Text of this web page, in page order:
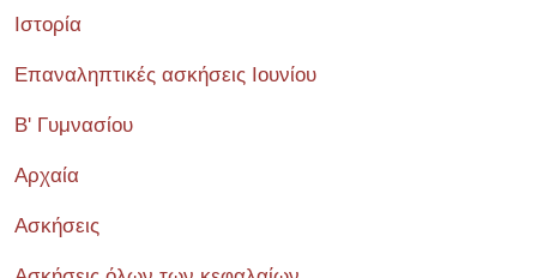
Ιστορία
Επαναληπτικές ασκήσεις Ιουνίου
Β' Γυμνασίου
Αρχαία
Ασκήσεις